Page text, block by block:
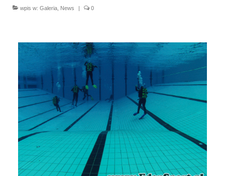
O NAS
wpis w: Galeria News | 0